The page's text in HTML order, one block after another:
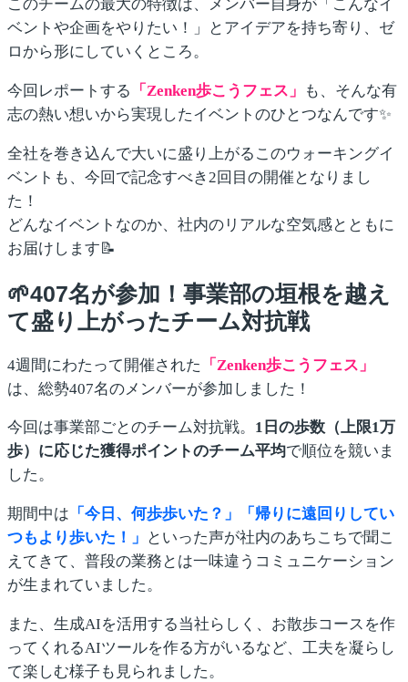
このチームの最大の特徴は、メンバー自身が「こんなイ
ベントや企画をやりたい！」とアイデアを持ち寄り、ゼ
ロから形にしていくところ。
今回レポートする 「Zenken歩こうフェス」
も、そんな有
志の熱い想いから実現したイベントのひとつなんです✨
全社を巻き込んで大いに盛り上がるこのウォーキングイ
ベントも、今回で記念すべき2回目の開催となりまし
た！
どんなイベントなのか、社内のリアルな空気感とともに
お届けします📝
🌱407名が参加！事業部の垣根を越え
て盛り上がったチーム対抗戦
4週間にわたって開催された
「Zenken歩こうフェス」
は、総勢407名のメンバーが参加しました！
今回は事業部ごとのチーム対抗戦。 1日の歩数（上限1万
歩）に応じた獲得ポイントのチーム平均で順位を競いま
した。
期間中は 「今日、何歩歩いた？」「帰りに遠回りしてい
つもより歩いた！」
といった声が社内のあちこちで聞こ
えてきて、普段の業務とは一味違うコミュニケーション
が生まれていました。
また、生成AIを活用する当社らしく、お散歩コースを作
ってくれるAIツールを作る方がいるなど、工夫を凝らし
て楽しむ様子も見られました。